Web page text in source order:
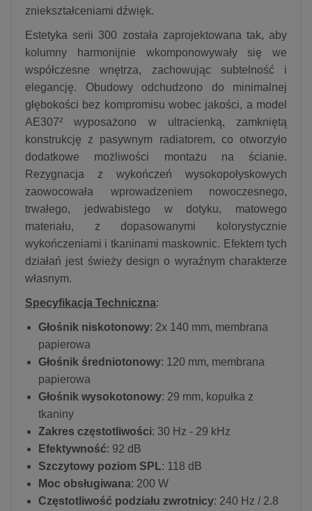
zniekształceniami dźwięk.
Estetyka serii 300 została zaprojektowana tak, aby
kolumny harmonijnie wkomponowywały się we
współczesne wnętrza, zachowując subtelność i
elegancję. Obudowy odchudzono do minimalnej
głębokości bez kompromisu wobec jakości, a model
AE307² wyposażono w ultracienką, zamkniętą
konstrukcję z pasywnym radiatorem, co otworzyło
dodatkowe możliwości montażu na ścianie.
Rezygnacja z wykończeń wysokopołyskowych
zaowocowała wprowadzeniem nowoczesnego,
trwałego, jedwabistego w dotyku, matowego
materiału, z dopasowanymi kolorystycznie
wykończeniami i tkaninami maskownic. Efektem tych
działań jest świeży design o wyraźnym charakterze
własnym.
Specyfikacja Techniczna:
Głośnik niskotonowy: 2x 140 mm, membrana
papierowa
Głośnik średniotonowy: 120 mm, membrana
papierowa
Głośnik wysokotonowy: 29 mm, kopułka z
tkaniny
Zakres częstotliwości: 30 Hz - 29 kHz
Efektywność: 92 dB
Szczytowy poziom SPL: 118 dB
Moc obsługiwana: 200 W
Częstotliwość podziału zwrotnicy: 240 Hz / 2.8